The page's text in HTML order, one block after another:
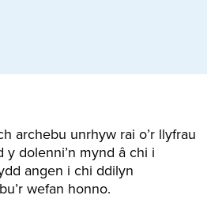
archebu unrhyw rai o’r llyfrau
y dolenni’n mynd â chi i
angen i chi ddilyn
wefan honno.